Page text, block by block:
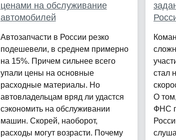
ценами на обслуживание
автомобилей
Автозапчасти в России резко
подешевели, в среднем примерно
на 15%. Причем сильнее всего
упали цены на основные
расходные материалы. Но
автовладельцам вряд ли удастся
сэкономить на обслуживании
машин. Скорей, наоборот,
расходы могут возрасти. Почему
стал
О
ФНС